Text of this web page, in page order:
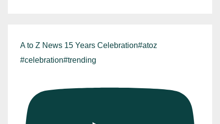
A to Z News 15 Years Celebration#atoz
#celebration#trending